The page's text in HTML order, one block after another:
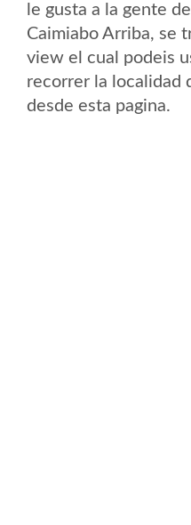
le gusta a la gente
Caimiabo Arriba, se
view el cual podeis
recorrer la localidad
desde esta pagina.